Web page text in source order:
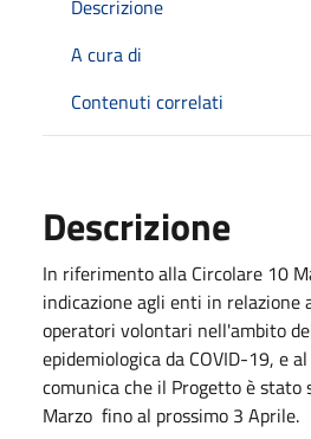
Descrizione
A cura di
Contenuti correlati
Descrizione
In riferimento alla Circolare 10
indicazione agli enti in relazione
operatori volontari nell'ambito
epidemiologica da COVID-19, e
comunica che il Progetto è stato
Marzo fino al prossimo 3 Aprile.